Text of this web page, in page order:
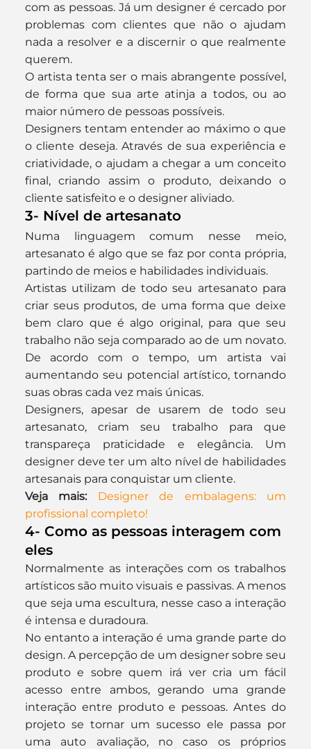
com as pessoas. Já um designer é cercado por
problemas com clientes que não o ajudam
nada a resolver e a discernir o que realmente
querem.
O artista tenta ser o mais abrangente possível,
de forma que sua arte atinja a todos, ou ao
maior número de pessoas possíveis.
Designers tentam entender ao máximo o que
o cliente deseja. Através de sua experiência e
criatividade, o ajudam a chegar a um conceito
final, criando assim o produto, deixando o
cliente satisfeito e o designer aliviado.
3- Nível de artesanato
Numa linguagem comum nesse meio,
artesanato é algo que se faz por conta própria,
partindo de meios e habilidades individuais.
Artistas utilizam de todo seu artesanato para
criar seus produtos, de uma forma que deixe
bem claro que é algo original, para que seu
trabalho não seja comparado ao de um novato.
De acordo com o tempo, um artista vai
aumentando seu potencial artístico, tornando
suas obras cada vez mais únicas.
Designers, apesar de usarem de todo seu
artesanato, criam seu trabalho para que
transpareça praticidade e elegância. Um
designer deve ter um alto nível de habilidades
artesanais para conquistar um cliente.
Veja mais:
Designer de embalagens: um
profissional completo!
4- Como as pessoas interagem com
eles
Normalmente as interações com os trabalhos
artísticos são muito visuais e passivas. A menos
que seja uma escultura, nesse caso a interação
é intensa e duradoura.
No entanto a interação é uma grande parte do
design. A percepção de um designer sobre seu
produto e sobre quem irá ver cria um fácil
acesso entre ambos, gerando uma grande
interação entre produto e pessoas. Antes do
projeto se tornar um sucesso ele passa por
uma auto avaliação, no caso os próprios